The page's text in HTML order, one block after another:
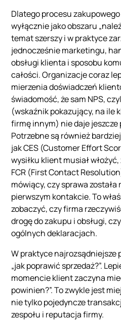
Dlatego procesu
wyłącznie jako obszaru
temat szerszy i w praktyce
jednocześnie marketingu,
obsługi klienta i sposobu
całości. Organizacje coraz
mierzenia doświadczeń
świadomość, że sam NPS,
(wskaźnik pokazujący, na ile
firmę innym) nie daje
Potrzebne są również
jak CES (Customer Effort
wysiłku klient musiał
FCR (First Contact
mówiący, czy sprawa
pierwszym kontakcie. To
zobaczyć, czy firma
drogę do zakupu i obsługi,
ogólnych deklaracjach.
W praktyce najrozsądniejsze
„jak poprawić sprzedaż?”.
momencie klient zaczyna
powinien?”. To zwykle jest
nie tylko pojedyncze
zespołu i reputacja firmy.